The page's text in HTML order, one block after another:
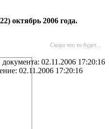
октябрь 2006 года.
Скоро что то будет...
02.11.2006 17:20:16
02.11.2006 17:20:16